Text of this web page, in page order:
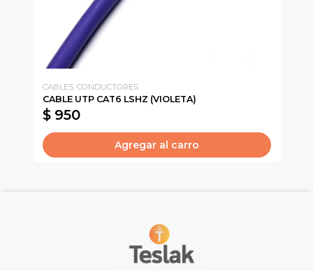
CABLES. CONDUCTORES
CABLE UTP CAT6 LSHZ (VIOLETA)
$ 950
Agregar al carro